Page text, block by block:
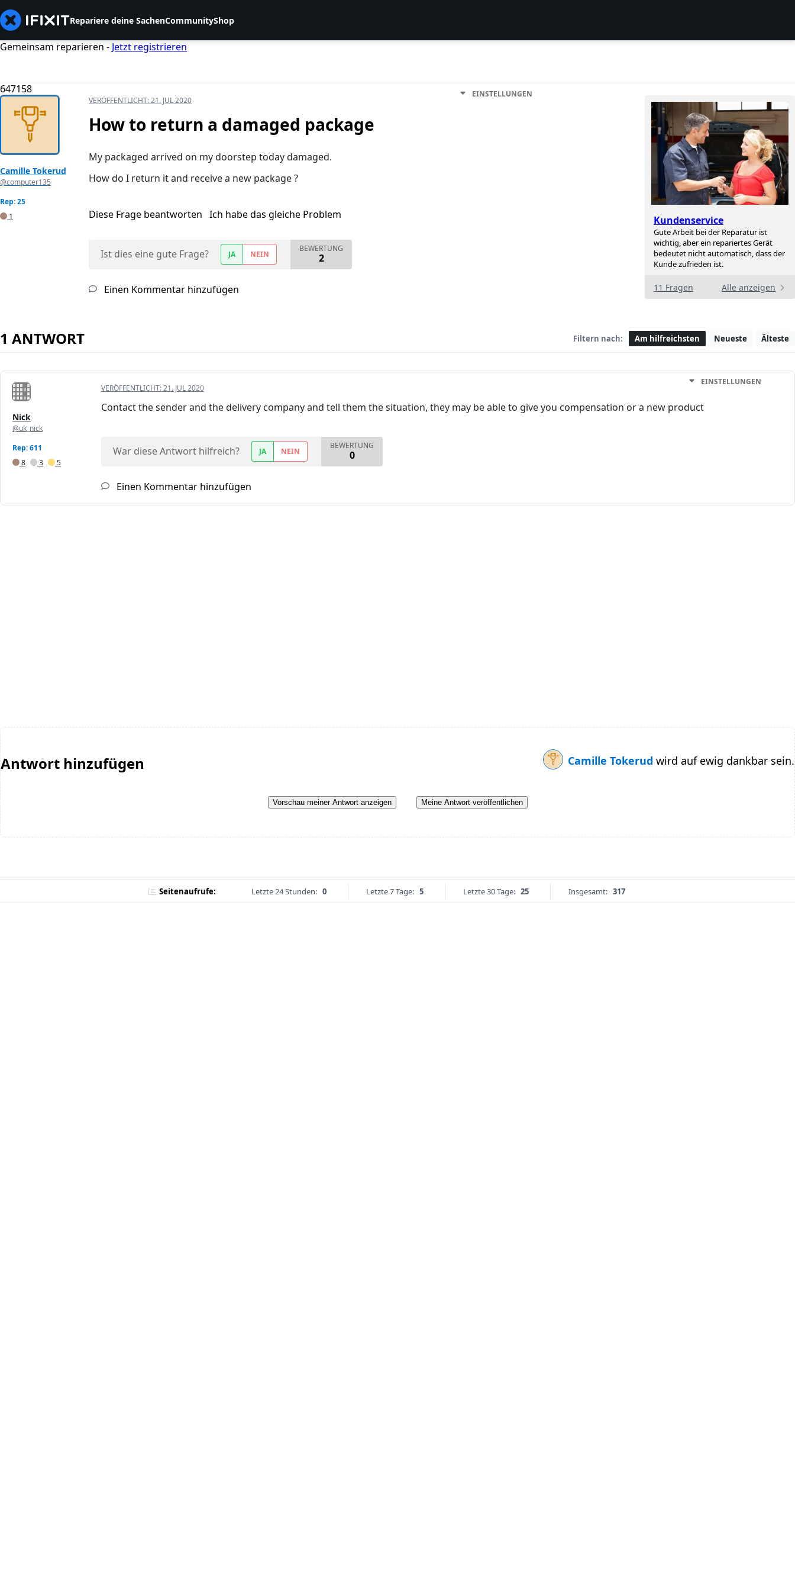
Repariere deine SachenCommunityShop
Gemeinsam reparieren - Jetzt registrieren
647158
Kundenservice
Gute Arbeit bei der Reparatur ist
wichtig, aber ein repariertes Gerät
bedeutet nicht automatisch, dass der
Kunde zufrieden ist.
11 Fragen Alle anzeigen
Camille Tokerud
@computer135
Rep: 25
1
VERÖFFENTLICHT:21. JUL 2020
EINSTELLUNGEN
How to return a damaged package
My packaged arrived on my doorstep today damaged.
How do I return it and receive a new package ?
Diese Frage beantworten Ich habe das gleiche Problem
Ist dies eine gute Frage? JA NEIN
BEWERTUNG
2
Einen Kommentar hinzufügen
1 ANTWORT Filtern nach: Am hilfreichsten Neueste Älteste
Nick
@uk_nick
Rep: 611
8
3 5
VERÖFFENTLICHT:21. JUL 2020
EINSTELLUNGEN
Contact the sender and the delivery company and tell them the situation, they may be able to give you compensation or a new product
War diese Antwort hilfreich? JA NEIN
BEWERTUNG
0
Einen Kommentar hinzufügen
Antwort hinzufügen Camille Tokerud wird auf ewig dankbar sein.
Vorschau meiner Antwort anzeigen Meine Antwort veröffentlichen
Seitenaufrufe: Letzte 24 Stunden: 0 Letzte 7 Tage: 5 Letzte 30 Tage: 25 Insgesamt: 317